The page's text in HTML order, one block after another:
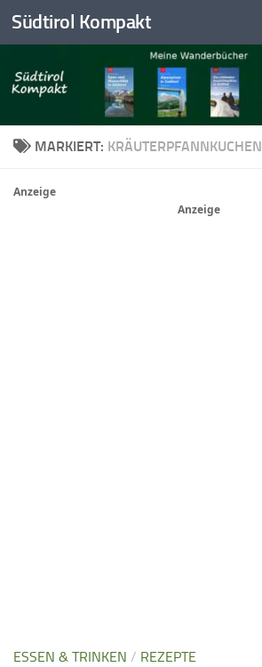
Skip to content
Südtirol Kompakt
MARKIERT: KRÄUTERPFANNKUCHEN
Anzeige
Anzeige
ESSEN & TRINKEN / REZEPTE